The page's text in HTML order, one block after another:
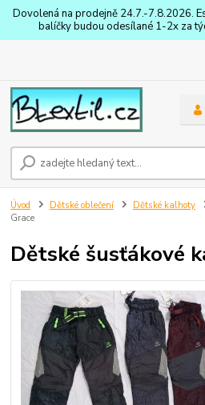
Dovolená na prodejně 24.7.-7.8.2026.
balíčky budou odesílané 1-2x za
Úvod Dětské oblečení Dětské kalhoty
Grace
Dětské šusťákové